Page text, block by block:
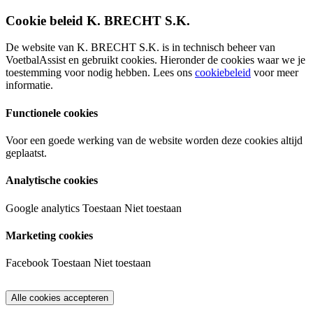
Cookie beleid K. BRECHT S.K.
De website van K. BRECHT S.K. is in technisch beheer van
VoetbalAssist en gebruikt cookies. Hieronder de cookies waar we je
toestemming voor nodig hebben. Lees ons cookiebeleid voor meer
informatie.
Functionele cookies
Voor een goede werking van de website worden deze cookies altijd
geplaatst.
Analytische cookies
Google analytics Toestaan Niet toestaan
Marketing cookies
Facebook Toestaan Niet toestaan